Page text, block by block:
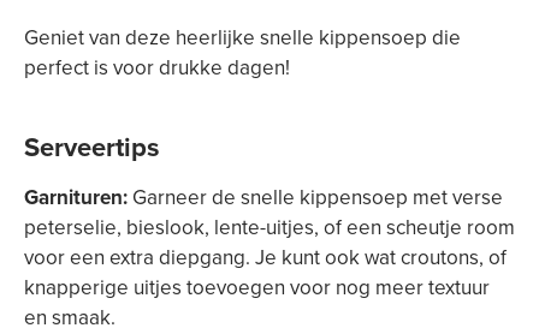
Geniet van deze heerlijke snelle kippensoep die
perfect is voor drukke dagen!
Serveertips
Garnituren: Garneer de snelle kippensoep met verse
peterselie, bieslook, lente-uitjes, of een scheutje room
voor een extra diepgang. Je kunt ook wat croutons, of
knapperige uitjes toevoegen voor nog meer textuur
en smaak.